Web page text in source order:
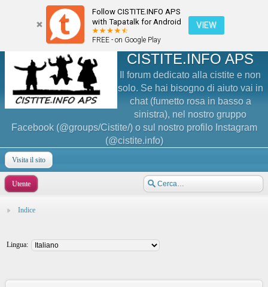
Follow CISTITE.INFO APS
with Tapatalk for Android
FREE - on Google Play
VIEW
CISTITE.INFO APS
Il forum dedicato alla cistite e non
solo. Se hai bisogno di aiuto vai in
chat (fumetto rosa in basso a
sinistra), nel nostro gruppo
Facebook (@groups/Cistite/) o sul nostro profilo Instagram
(@cistite.info)
Visita il sito
Utente
Indice
Lingua: